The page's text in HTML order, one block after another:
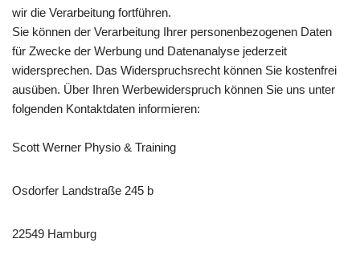
wir die Verarbeitung fortführen.
Sie können der Verarbeitung Ihrer personenbezogenen Daten
für Zwecke der Werbung und Datenanalyse jederzeit
widersprechen. Das Widerspruchsrecht können Sie kostenfrei
ausüben. Über Ihren Werbewiderspruch können Sie uns unter
folgenden Kontaktdaten informieren:
Scott Werner Physio & Training
Osdorfer Landstraße 245 b
22549 Hamburg